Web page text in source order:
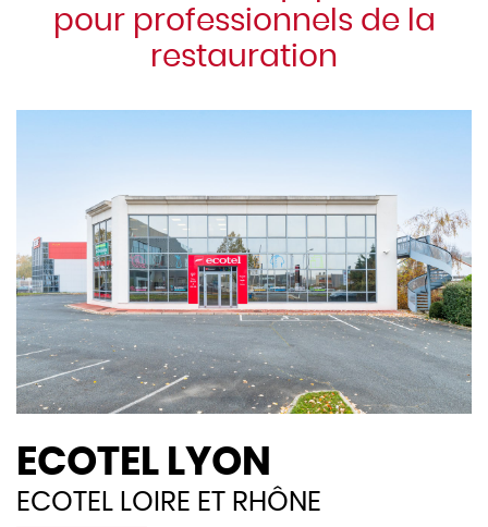
pour professionnels de la
restauration
ECOTEL LYON
ECOTEL LOIRE ET RHÔNE